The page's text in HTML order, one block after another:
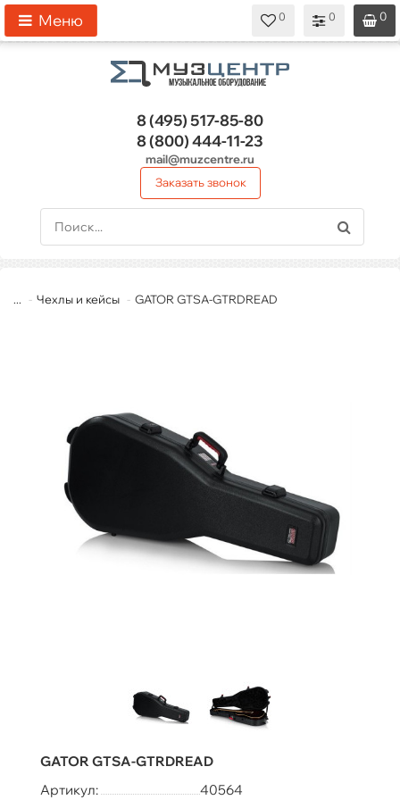
0
0
0
Меню
8 (495)517-85-80
8 (800)444-11-23
mail@muzcentre.ru
Заказать звонок
... Чехлы и кейсы GATOR GTSA-GTRDREAD
GATOR GTSA-GTRDREAD
Артикул:
40564